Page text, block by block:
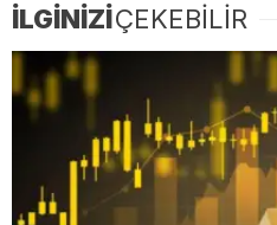
İLGİNİZİÇEKEBİLİR